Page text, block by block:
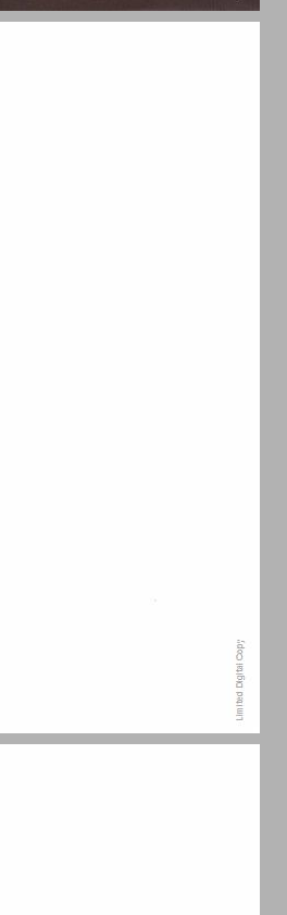
אמנות דיאלוגית בעולם דיגיטלי: ארבע מסות על יהדות ואמנות בת-זמננו ... 0